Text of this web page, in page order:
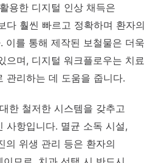
용한 디지털 인상 채득은
다 훨씬 빠르고 정확하며 환자의
이를 통해 제작된 보철물은 더욱
으며, 디지털 워크플로우는 치료
관리하는 데 도움을 줍니다.
한 철저한 시스템을 갖추고
사항입니다. 멸균 소독 시설,
의 위생 관리 등은 환자의